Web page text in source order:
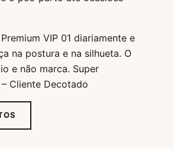
VIP 01 diariamente e
na postura e na silhueta. O
e não marca. Super
Cliente Decotado